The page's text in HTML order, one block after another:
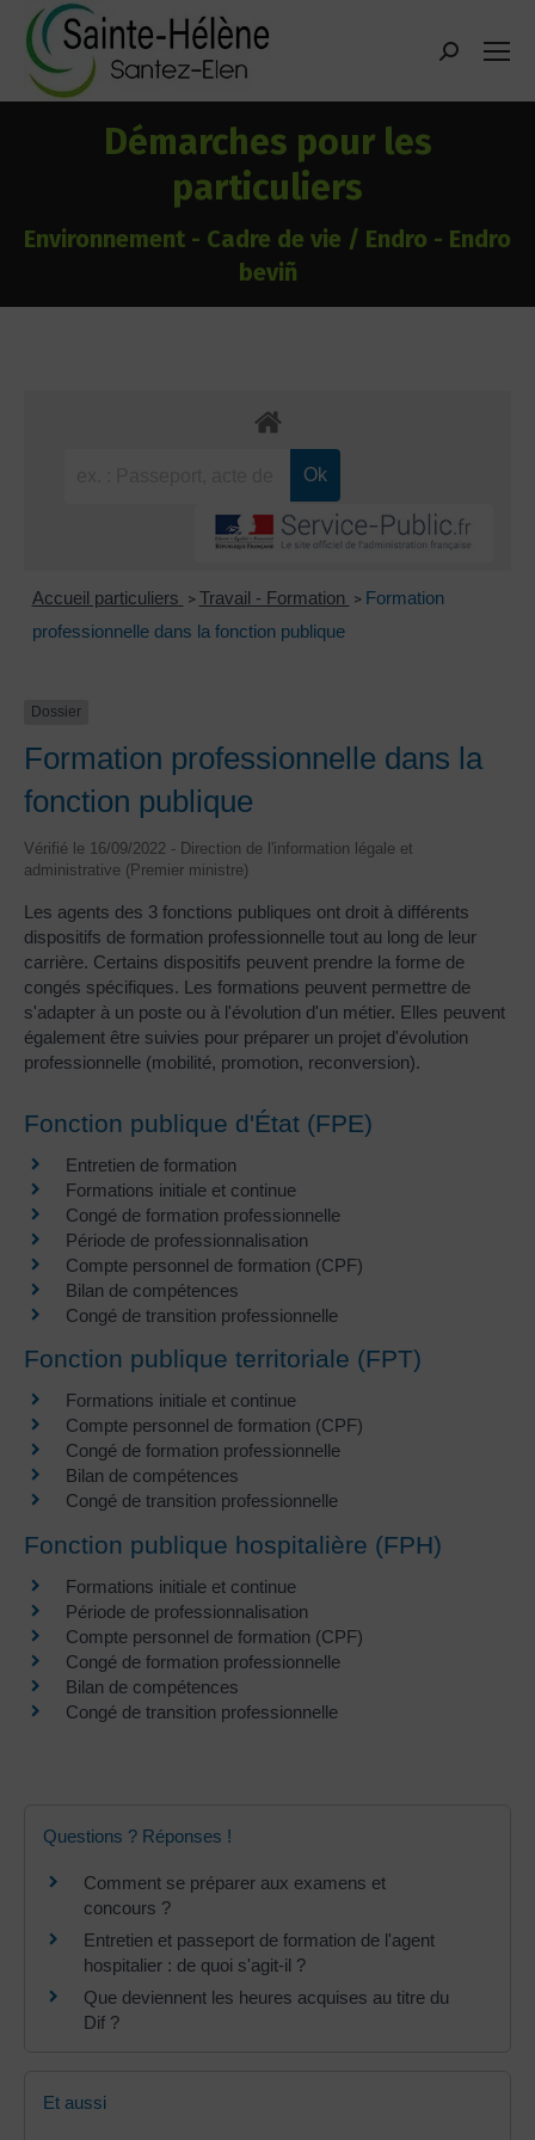
principal
Recherche
Démarches pour les
particuliers
Environnement - Cadre de vie / Endro - Endro
beviñ
Accueil particuliers > Travail - Formation > Formation
professionnelle dans la fonction publique
Dossier
Formation professionnelle dans la
fonction publique
Vérifié le 16/09/2022 - Direction de l'information légale et
administrative (Premier ministre)
Les agents des 3 fonctions publiques ont droit à différents
dispositifs de formation professionnelle tout au long de leur
carrière. Certains dispositifs peuvent prendre la forme de
congés spécifiques. Les formations peuvent permettre de
s'adapter à un poste ou à l'évolution d'un métier. Elles peuvent
également être suivies pour préparer un projet d'évolution
professionnelle (mobilité, promotion, reconversion).
Fonction publique d'État (FPE)
Entretien de formation
Formations initiale et continue
Congé de formation professionnelle
Période de professionnalisation
Compte personnel de formation (CPF)
Bilan de compétences
Congé de transition professionnelle
Fonction publique territoriale (FPT)
Formations initiale et continue
Compte personnel de formation (CPF)
Congé de formation professionnelle
Bilan de compétences
Congé de transition professionnelle
Fonction publique hospitalière (FPH)
Formations initiale et continue
Période de professionnalisation
Compte personnel de formation (CPF)
Congé de formation professionnelle
Bilan de compétences
Congé de transition professionnelle
Questions ? Réponses !
Comment se préparer aux examens et
concours ?
Entretien et passeport de formation de l'agent
hospitalier : de quoi s'agit-il ?
Que deviennent les heures acquises au titre du
Dif ?
Et aussi